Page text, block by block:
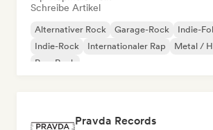
Schreibe Artikel
Alternativer Rock Garage-Rock Indie-
Indie-Rock
Internationaler Rap
Metal /
Pop-Rock
Pravda Records